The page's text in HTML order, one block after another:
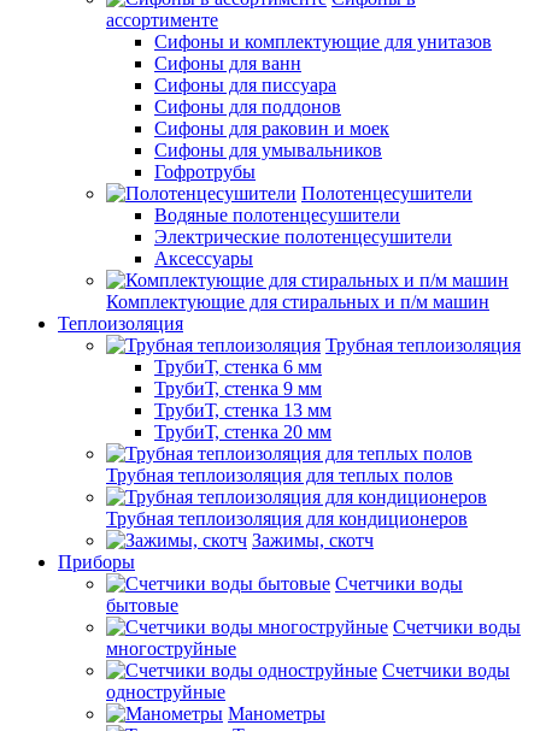
ассортименте
Сифоны и комплектующие для унитазов
Сифоны для ванн
Сифоны для писсуара
Сифоны для поддонов
Сифоны для раковин и моек
Сифоны для умывальников
Гофротрубы
Полотенцесушители
Водяные полотенцесушители
Электрические полотенцесушители
Аксессуары
Комплектующие для стиральных и п/м машин
Теплоизоляция
Трубная теплоизоляция
ТрубиТ, стенка 6 мм
ТрубиТ, стенка 9 мм
ТрубиТ, стенка 13 мм
ТрубиТ, стенка 20 мм
Трубная теплоизоляция для теплых полов
Трубная теплоизоляция для кондиционеров
Зажимы, скотч
Приборы
Счетчики воды
бытовые
Счетчики воды
многоструйные
Счетчики воды
одноструйные
Манометры